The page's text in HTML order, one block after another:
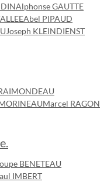
Alphonse GAUTTE
Abel PIPAUD
Joseph KLEINDIENST
Marcel RAGON
BENETEAU
IMBERT